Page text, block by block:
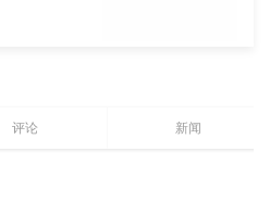
评论 新闻